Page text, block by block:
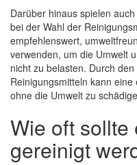
Darüber hinaus spielen
bei der Wahl der
empfehlenswert,
verwenden, um die Umwelt
nicht zu belasten. Durch
Reinigungsmitteln kann
ohne die Umwelt zu
Wie oft sollte
gereinigt